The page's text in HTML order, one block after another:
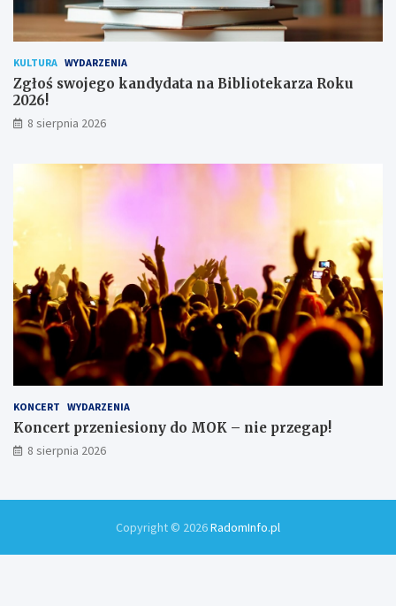
n
i
ó
w
KULTURA WYDARZENIA
Zgłoś swojego kandydata na Bibliotekarza Roku
2026!
8 sierpnia 2026
KONCERT WYDARZENIA
Koncert przeniesiony do MOK – nie przegap!
8 sierpnia 2026
Copyright © 2026RadomInfo.pl